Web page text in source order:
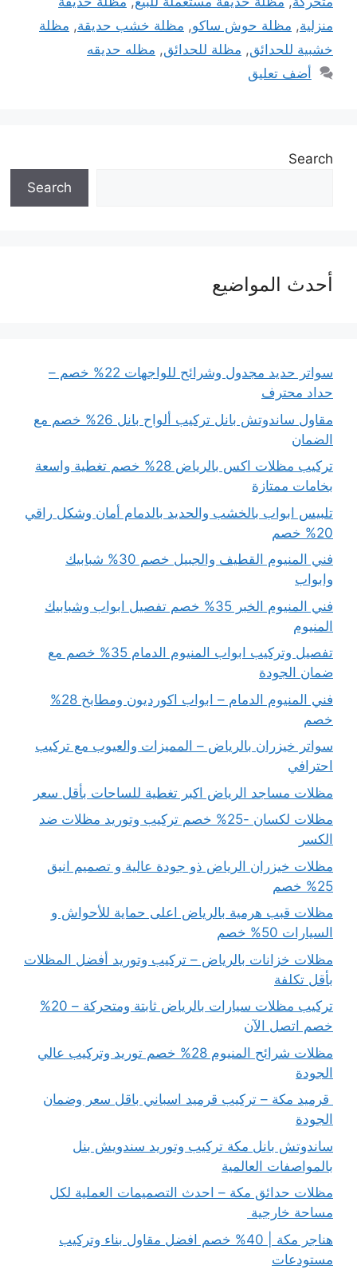
منزلية, مظلة حوش ساكو, مظلة خشب حديقة, مظلة
خشبية للحدائق, مظلة للحدائق, مظله حديقه
أضف تعليق
Search
Search
أحدث المواضيع
سواتر حديد مجدول وشرائح للواجهات 22% خصم –
حداد محترف
مقاول ساندوتش بانل تركيب ألواح بانل 26% خصم مع
الضمان
تركيب مظلات اكس بالرياض 28% خصم تغطية واسعة
بخامات ممتازة
تلبيس ابواب بالخشب والحديد بالدمام أمان وشكل راقي
20% خصم
فني المنيوم القطيف والجبيل خصم 30% شبابيك
وابواب
فني المنيوم الخبر 35% خصم تفصيل ابواب وشبابيك
المنيوم
تفصيل وتركيب ابواب المنيوم الدمام 35% خصم مع
ضمان الجودة
فني المنيوم الدمام – ابواب اكورديون ومطابخ 28%
خصم
سواتر خيزران بالرياض – المميزات والعيوب مع تركيب
احترافي
مظلات مساجد الرياض اكبر تغطية للساحات بأقل سعر
مظلات لكسان -25% خصم تركيب وتوريد مظلات ضد
الكسر
مظلات خيزران الرياض ذو جودة عالية و تصميم انيق
25% خصم
مظلات قبب هرمية بالرياض اعلى حماية للأحواش و
السيارات 50% خصم
مظلات خزانات بالرياض – تركيب وتوريد أفضل المظلات
بأقل تكلفة
تركيب مظلات سيارات بالرياض ثابتة ومتحركة – 20%
خصم اتصل الآن
مظلات شرائح المنيوم 28% خصم توريد وتركيب عالي
الجودة
قرميد مكة – تركيب قرميد اسباني باقل سعر وضمان
الجودة
ساندوتش بانل مكة تركيب وتوريد سندويش بنل
بالمواصفات العالمية
مظلات حدائق مكة – احدث التصميمات العملية لكل
مساحة خارجية
هناجر مكة | 40% خصم افضل مقاول بناء وتركيب
مستودعات